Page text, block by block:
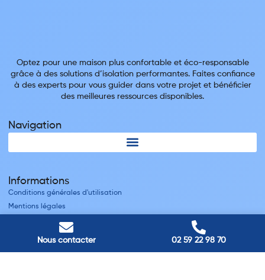
Nous contacter 02 59 22 98 70
Optez pour une maison plus confortable et éco-responsable
grâce à des solutions d’isolation performantes. Faites confiance
à des experts pour vous guider dans votre projet et bénéficier
des meilleures ressources disponibles.
Navigation
Informations
Conditions générales d'utilisation
Mentions légales